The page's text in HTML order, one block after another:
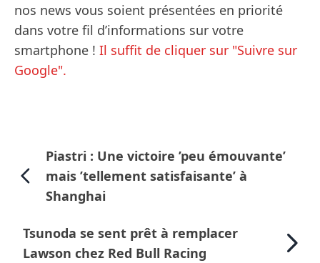
nos news vous soient présentées en priorité
dans votre fil d’informations sur votre
smartphone ! Il suffit de cliquer sur "Suivre sur
Google".
Piastri : Une victoire ’peu émouvante’
mais ’tellement satisfaisante’ à
Shanghai
Tsunoda se sent prêt à remplacer
Lawson chez Red Bull Racing